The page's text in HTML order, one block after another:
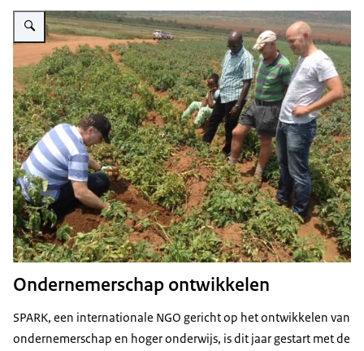
Vergroot afbeelding Aardappelketen
Ondernemerschap ontwikkelen
SPARK, een internationale NGO gericht op het ontwikkelen van
ondernemerschap en hoger onderwijs, is dit jaar gestart met de